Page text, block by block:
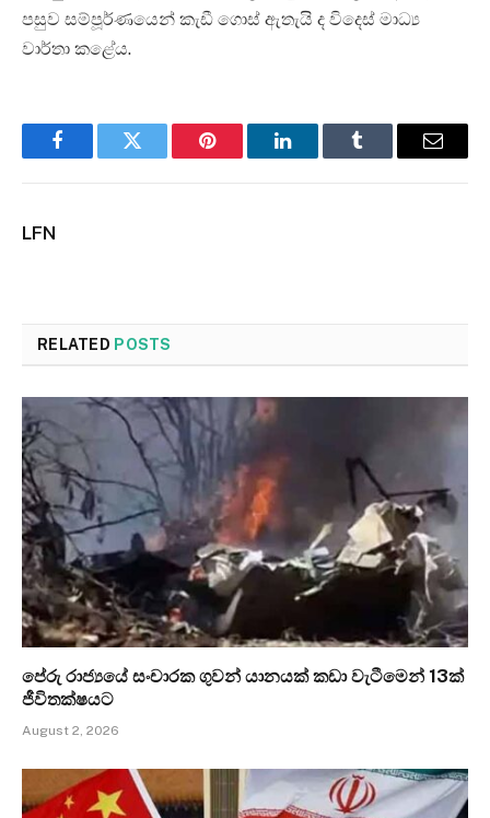
පසුව සම්පූර්ණයෙන් කැඩී ගොස් ඇතැයි ද විදෙස් මාධ්‍ය
වාර්තා කළේය.
FacebookTwitter Pinterest LinkedInTumblr Email
LFN
RELATED POSTS
පේරු රාජ්‍යයේ සංචාරක ගුවන් යානයක් කඩා වැටීමෙන් 13ක්
ජීවිතක්ෂයට
August 2, 2026